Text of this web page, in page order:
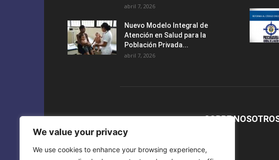
We value your privacy
We use cookies to enhance your browsing experience,
abril 7, 2026
Nuevo Modelo Integral de
Atención en Salud para la
Población Privada...
abril 7, 2026
SOBRE